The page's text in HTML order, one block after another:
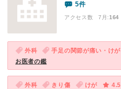
5件
アクセス数 7月:164
外科 手足の関節が痛い・けが
お医者の鑑
外科 きり傷 けが
4.5